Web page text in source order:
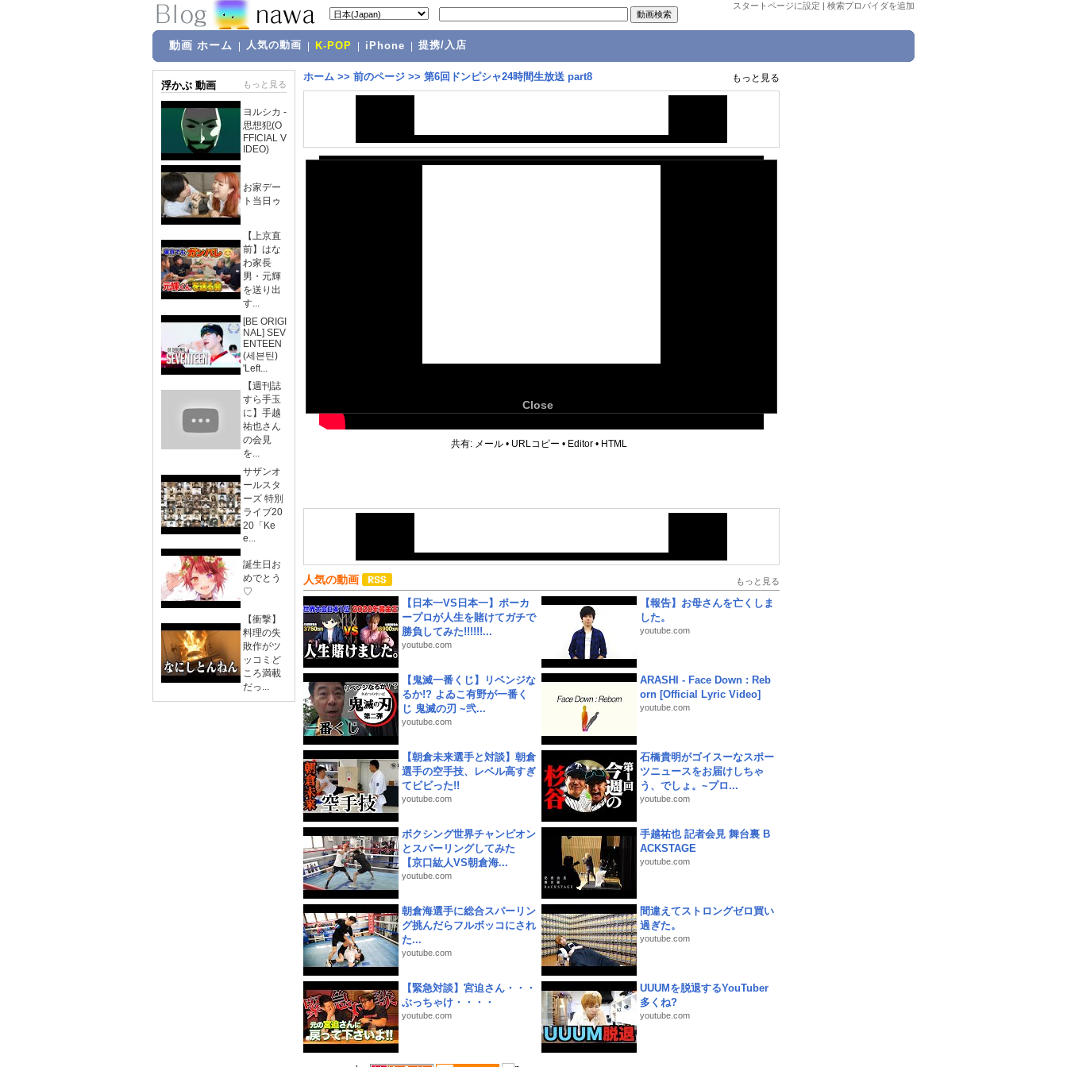
スタートページに設定 | 検索プロバイダを追加
動画 ホーム 人気の動画 K-POP iPhone 提携/入店
浮かぶ 動画 もっと見る
ヨルシカ -
思想犯(O
FFICIAL V
IDEO)
お家デー
ト当日ゥ
【上京直
前】はな
わ家長
男・元輝
を送り出
す...
[BE ORIGI
NAL] SEV
ENTEEN
(세븐틴)
'Left...
【週刊誌
すら手玉
に】手越
祐也さん
の会見
を...
サザンオ
ールスタ
ーズ 特別
ライブ20
20「Ke
e...
誕生日お
めでとう
♡
【衝撃】
料理の失
敗作がツ
ッコミど
ころ満載
だっ...
ホーム >> 前のページ >> 第6回ドンピシャ24時間生放送 part8 もっと見る
Close
共有: メール • URLコピー • Editor • HTML
人気の動画 もっと見る
【日本一VS日本一】ポーカ
ープロが人生を賭けてガチで
勝負してみた!!!!!!...
youtube.com
【報告】お母さんを亡くしま
した。
youtube.com
【鬼滅一番くじ】リベンジな
るか!? よゐこ有野が一番く
じ 鬼滅の刃 ~弐...
youtube.com
ARASHI - Face Down : Reb
orn [Official Lyric Video]
youtube.com
【朝倉未来選手と対談】朝倉
選手の空手技、レベル高すぎ
てビビった!!
youtube.com
石橋貴明がゴイスーなスポー
ツニュースをお届けしちゃ
う、でしょ。~プロ...
youtube.com
ボクシング世界チャンピオン
とスパーリングしてみた
【京口紘人VS朝倉海...
youtube.com
手越祐也 記者会見 舞台裏 B
ACKSTAGE
youtube.com
朝倉海選手に総合スパーリン
グ挑んだらフルボッコにされ
た...
youtube.com
間違えてストロングゼロ買い
過ぎた。
youtube.com
【緊急対談】宮迫さん・・・
ぶっちゃけ・・・・
youtube.com
UUUMを脱退するYouTuber
多くね?
youtube.com